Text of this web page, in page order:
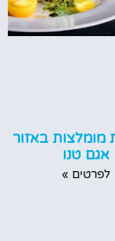
מומלצות באזור
אגם טנו
לפרטים »